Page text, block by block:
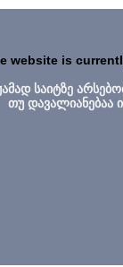
website is
საიტზე
თუ დავალიანებაა